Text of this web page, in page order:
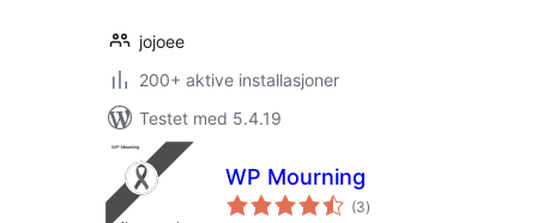
jojoee
200+ aktive installasjoner
Testet med 5.4.19
WP Mourning
(3totale
vurderinger
)